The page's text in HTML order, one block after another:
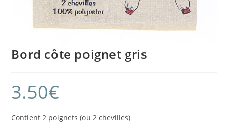
Bord côte poignet gris
3.50€
Contient 2 poignets (ou 2 chevilles)